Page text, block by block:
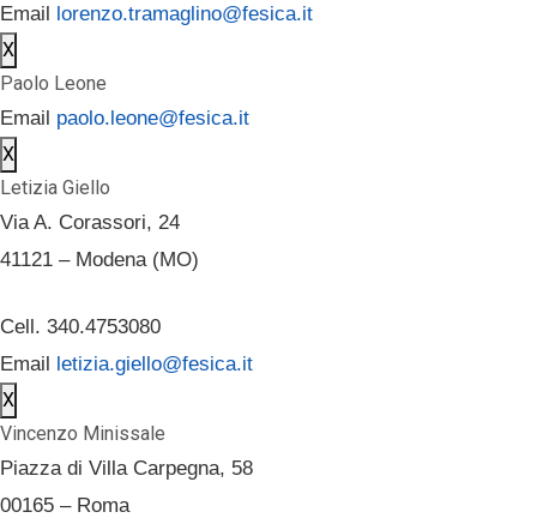
Email lorenzo.tramaglino@fesica.it
X
Paolo Leone
Email paolo.leone@fesica.it
X
Letizia Giello
Via A. Corassori, 24
41121 – Modena (MO)
Cell. 340.4753080
Email letizia.giello@fesica.it
X
Vincenzo Minissale
Piazza di Villa Carpegna, 58
00165 – Roma